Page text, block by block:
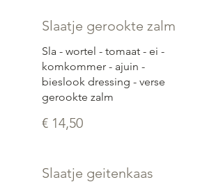
Slaatje gerookte zalm
Sla - wortel - tomaat - ei -
komkommer - ajuin -
bieslook dressing - verse
gerookte zalm
€ 14,50
Slaatje geitenkaas